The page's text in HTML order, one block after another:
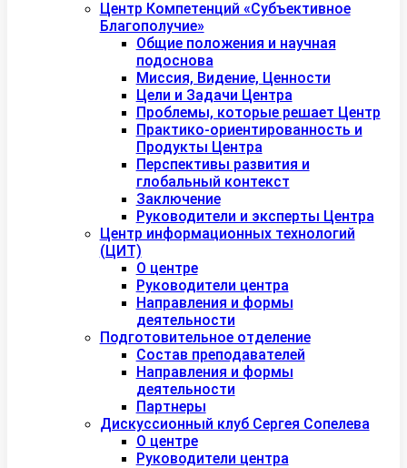
Центр Компетенций «Субъективное
Благополучие»
Общие положения и научная
подоснова
Миссия, Видение, Ценности
Цели и Задачи Центра
Проблемы, которые решает Центр
Практико-ориентированность и
Продукты Центра
Перспективы развития и
глобальный контекст
Заключение
Руководители и эксперты Центра
Центр информационных технологий
(ЦИТ)
О центре
Руководители центра
Направления и формы
деятельности
Подготовительное отделение
Состав преподавателей
Направления и формы
деятельности
Партнеры
Дискуссионный клуб Сергея Сопелева
О центре
Руководители центра